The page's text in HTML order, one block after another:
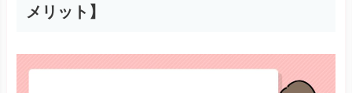
メリット】